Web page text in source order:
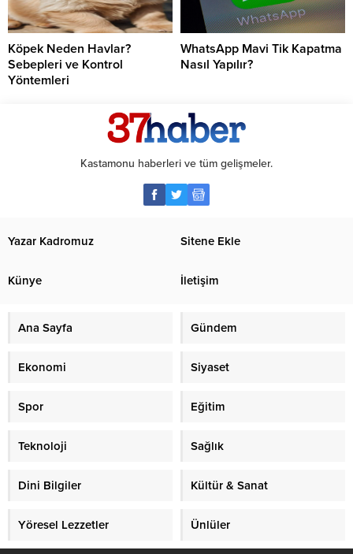
Köpek Neden Havlar?
Sebepleri ve Kontrol
Yöntemleri
WhatsApp Mavi Tik Kapatma
Nasıl Yapılır?
Kastamonu haberleri ve tüm gelişmeler.
Yazar Kadromuz Sitene Ekle
Künye İletişim
Ana Sayfa Gündem
Ekonomi Siyaset
Spor Eğitim
Teknoloji Sağlık
Dini Bilgiler Kültür & Sanat
Yöresel Lezzetler Ünlüler